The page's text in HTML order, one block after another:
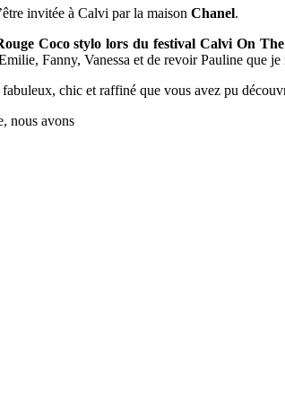
invitée à Calvi par la maison Chanel.
Coco stylo lors du festival Calvi On
Fanny, Vanessa et de revoir Pauline que je
chic et raffiné que vous avez pu
nous avons